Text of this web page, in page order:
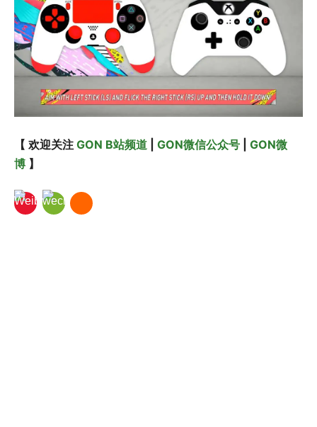
【 欢迎关注 GON B站频道 GON微信公众号
GON微
博 】